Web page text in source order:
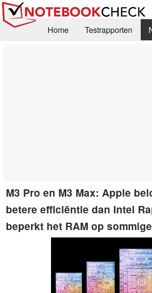
Home Testrapporten
M3 Pro en M3 Max: Apple
betere efficiëntie dan Intel
beperkt het RAM op